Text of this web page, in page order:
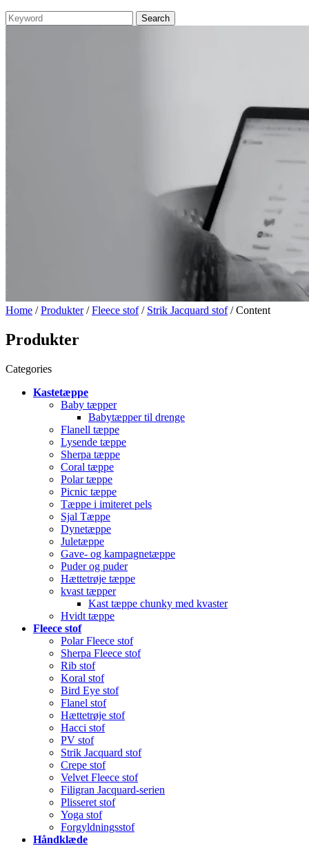
Home /Produkter/Fleece stof/ Strik Jacquard stof/ Content
Produkter
Categories
Kastetæppe
Baby tæpper
Babytæpper til drenge
Flanell tæppe
Lysende tæppe
Sherpa tæppe
Coral tæppe
Polar tæppe
Picnic tæppe
Tæppe i imiteret pels
Sjal Tæppe
Dynetæppe
Juletæppe
Gave- og kampagnetæppe
Puder og puder
Hættetrøje tæppe
kvast tæpper
Kast tæppe chunky med kvaster
Hvidt tæppe
Fleece stof
Polar Fleece stof
Sherpa Fleece stof
Rib stof
Koral stof
Bird Eye stof
Flanel stof
Hættetrøje stof
Hacci stof
PV stof
Strik Jacquard stof
Crepe stof
Velvet Fleece stof
Filigran Jacquard-serien
Plisseret stof
Yoga stof
Forgyldningsstof
Håndklæde